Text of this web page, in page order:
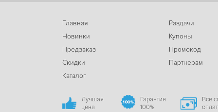
Главная
Новинки
Предзаказ
Скидки
Каталог
Раздачи
Купоны
Промокод
Партнерам
Лучшая
цена
Гарантия
100%
Все